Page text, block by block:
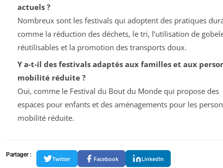
actuels ?
Nombreux sont les festivals qui adoptent des pratiques
comme la réduction des déchets, le tri, l’utilisation de
réutilisables et la promotion des transports doux.
Y a-t-il des festivals adaptés aux familles et aux
mobilité réduite ?
Oui, comme le Festival du Bout du Monde qui propose des
espaces pour enfants et des aménagements pour les
mobilité réduite.
Partager :
Twitter Facebook LinkedIn